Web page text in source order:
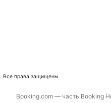
Все права защищены.
Booking.com — часть Booking